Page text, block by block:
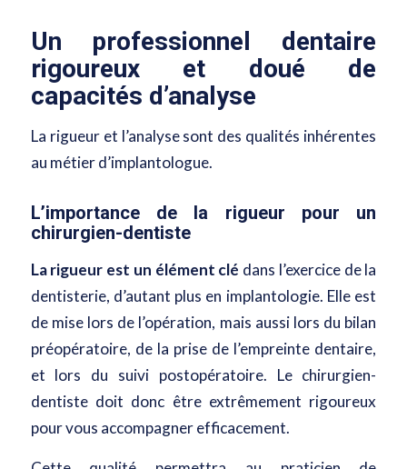
Un professionnel dentaire
rigoureux et doué de
capacités d’analyse
La rigueur et l’analyse sont des qualités inhérentes
au métier d’implantologue.
L’importance de la rigueur pour un
chirurgien-dentiste
La rigueur est un élément clé dans l’exercice de la
dentisterie, d’autant plus en implantologie. Elle est
de mise lors de l’opération, mais aussi lors du bilan
préopératoire, de la prise de l’empreinte dentaire,
et lors du suivi postopératoire. Le chirurgien-
dentiste doit donc être extrêmement rigoureux
pour vous accompagner efficacement.